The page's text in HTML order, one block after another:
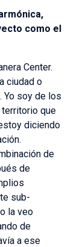
como el
Center.
ciudad o
Yo soy de los
que
diciendo
de
de
sub-
la veo
de
a ese